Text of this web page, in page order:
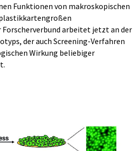
Funktionen von makroskopischen
arbeitet jetzt an der
der auch Screening-Verfahren
Wirkung beliebiger